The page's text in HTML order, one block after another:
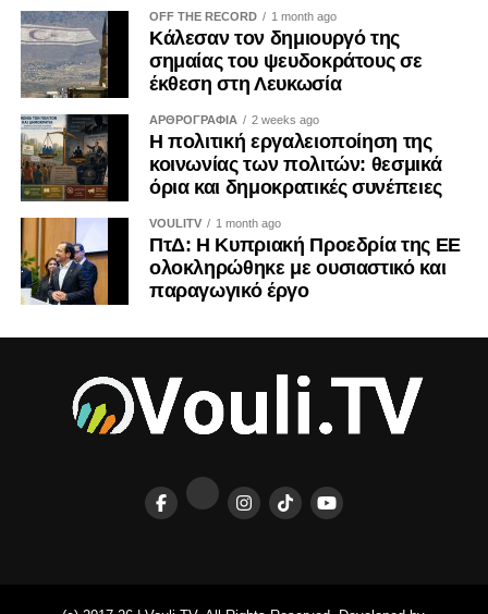
OFF THE RECORD 1 month ago
Κάλεσαν τον δημιουργό της
σημαίας του ψευδοκράτους σε
έκθεση στη Λευκωσία
ΑΡΘΡΟΓΡΑΦΙΑ 2 weeks ago
Η πολιτική εργαλειοποίηση της
κοινωνίας των πολιτών: θεσμικά
όρια και δημοκρατικές συνέπειες
VOULITV 1 month ago
ΠτΔ: Η Κυπριακή Προεδρία της ΕΕ
ολοκληρώθηκε με ουσιαστικό και
παραγωγικό έργο